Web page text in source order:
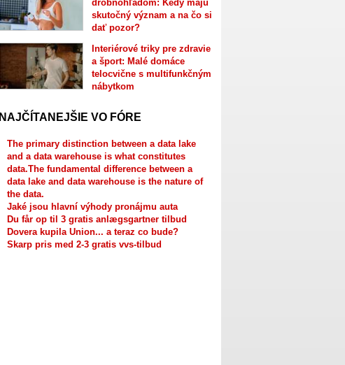
drobnohľadom: Kedy majú
skutočný význam a na čo si
dať pozor?
Interiérové triky pre zdravie
a šport: Malé domáce
telocvične s multifunkčným
nábytkom
NAJČÍTANEJŠIE VO FÓRE
The primary distinction between a data lake
and a data warehouse is what constitutes
data.The fundamental difference between a
data lake and data warehouse is the nature of
the data.
Jaké jsou hlavní výhody pronájmu auta
Du får op til 3 gratis anlægsgartner tilbud
Dovera kupila Union... a teraz co bude?
Skarp pris med 2-3 gratis vvs-tilbud